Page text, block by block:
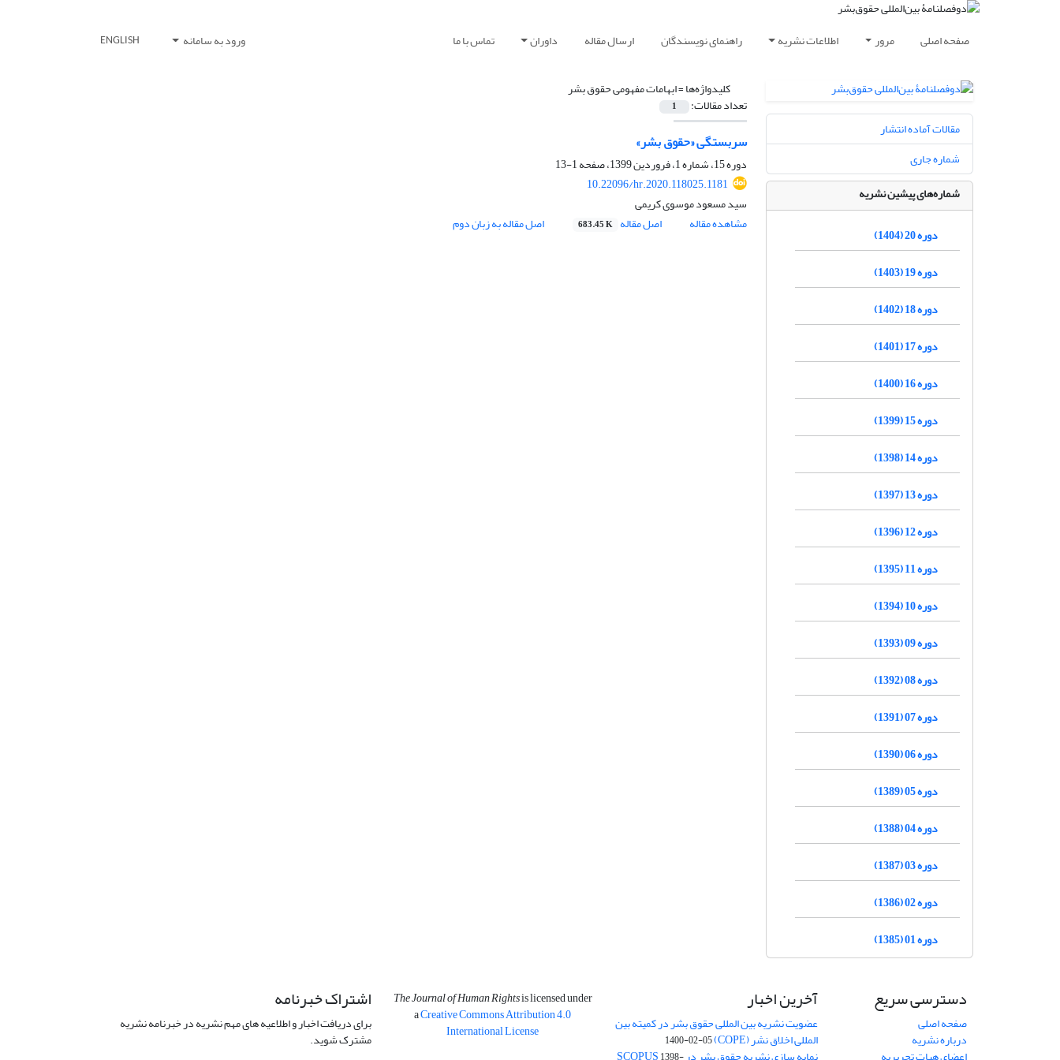
صفحه اصلی مرور اطلاعات نشریه راهنمای نویسندگان ارسال مقاله داوران تماس با ما ورود به سامانه ENGLISH
کلیدواژه‌ها =ابهامات مفهومی حقوق بشر
تعداد مقالات: 1
سربستگی «حقوق بشر»
دوره 15، شماره 1، فروردین 1399، صفحه
1-13
10.22096/hr.2020.118025.1181
سید مسعود موسوی کریمی
مشاهده مقاله
اصل مقاله 683.45 K اصل مقاله به زبان دوم
مقالات آماده انتشار
شماره جاری
شماره‌های پیشین نشریه
دوره 20 (1404)
دوره 19 (1403)
دوره 18 (1402)
دوره 17 (1401)
دوره 16 (1400)
دوره 15 (1399)
دوره 14 (1398)
دوره 13 (1397)
دوره 12 (1396)
دوره 11 (1395)
دوره 10 (1394)
دوره 09 (1393)
دوره 08 (1392)
دوره 07 (1391)
دوره 06 (1390)
دوره 05 (1389)
دوره 04 (1388)
دوره 03 (1387)
دوره 02 (1386)
دوره 01 (1385)
دسترسی سریع
صفحه اصلی
درباره نشریه
آخرین اخبار
عضویت نشریه بین المللی حقوق بشر در کمیته بین
المللی اخلاق نشر (COPE) 1400-02-05
The Journal of Human Rightsis licensed under
aCreative Commons Attribution 4.0
International License
اشتراک خبرنامه
برای دریافت اخبار و اطلاعیه های مهم نشریه در خبرنامه نشریه
مشترک شوید.